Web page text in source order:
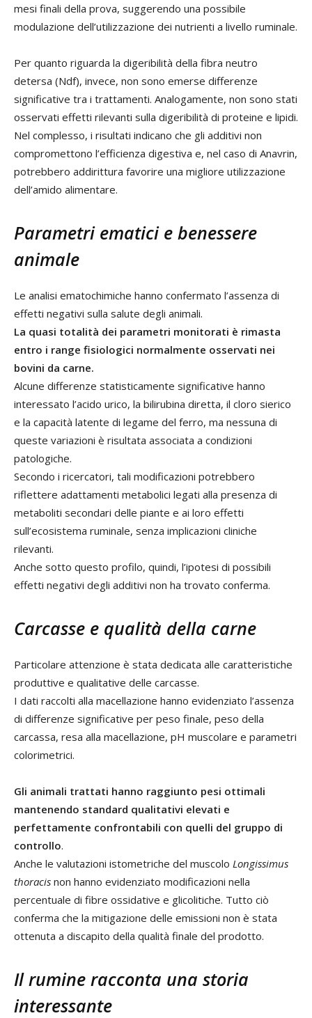
mesi finali della prova, suggerendo una possibile
modulazione dell’utilizzazione dei nutrienti a livello ruminale.
Per quanto riguarda la digeribilità della fibra neutro
detersa (Ndf), invece, non sono emerse differenze
significative tra i trattamenti. Analogamente, non sono stati
osservati effetti rilevanti sulla digeribilità di proteine e lipidi.
Nel complesso, i risultati indicano che gli additivi non
compromettono l’efficienza digestiva e, nel caso di Anavrin,
potrebbero addirittura favorire una migliore utilizzazione
dell’amido alimentare.
Parametri ematici e benessere
animale
Le analisi ematochimiche hanno confermato l’assenza di
effetti negativi sulla salute degli animali.
La quasi totalità dei parametri monitorati è rimasta
entro i range fisiologici normalmente osservati nei
bovini da carne.
Alcune differenze statisticamente significative hanno
interessato l’acido urico, la bilirubina diretta, il cloro sierico
e la capacità latente di legame del ferro, ma nessuna di
queste variazioni è risultata associata a condizioni
patologiche.
Secondo i ricercatori, tali modificazioni potrebbero
riflettere adattamenti metabolici legati alla presenza di
metaboliti secondari delle piante e ai loro effetti
sull’ecosistema ruminale, senza implicazioni cliniche
rilevanti.
Anche sotto questo profilo, quindi, l’ipotesi di possibili
effetti negativi degli additivi non ha trovato conferma.
Carcasse e qualità della carne
Particolare attenzione è stata dedicata alle caratteristiche
produttive e qualitative delle carcasse.
I dati raccolti alla macellazione hanno evidenziato l’assenza
di differenze significative per peso finale, peso della
carcassa, resa alla macellazione, pH muscolare e parametri
colorimetrici.
Gli animali trattati hanno raggiunto pesi ottimali
mantenendo standard qualitativi elevati e
perfettamente confrontabili con quelli del gruppo di
controllo.
Anche le valutazioni istometriche del muscolo Longissimus
thoracis non hanno evidenziato modificazioni nella
percentuale di fibre ossidative e glicolitiche. Tutto ciò
conferma che la mitigazione delle emissioni non è stata
ottenuta a discapito della qualità finale del prodotto.
Il rumine racconta una storia
interessante